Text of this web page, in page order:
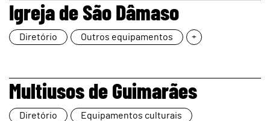
page
Igreja de São Dâmaso
Diretório Outros equipamentos +
page
Multiusos de Guimarães
Diretório
Equipamentos culturais